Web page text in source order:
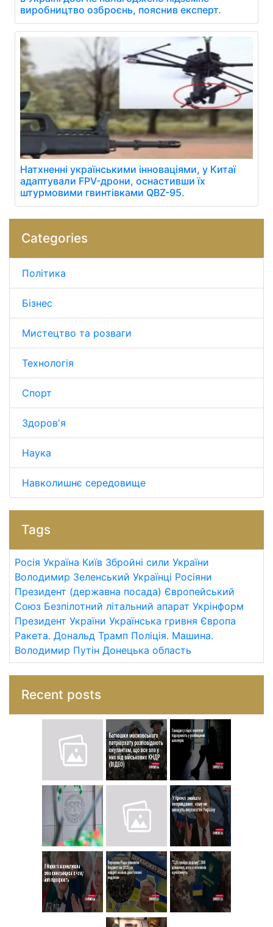
виробництво озброєнь, пояснив експерт.
Натхненні українськими інноваціями, у Китаї
адаптували FPV-дрони, оснастивши їх
штурмовими гвинтівками QBZ-95.
Categories
Політика
Бізнес
Мистецтво та розваги
Технологія
Спорт
Здоров'я
Наука
Навколишнє середовище
Tags
Росія Україна Київ Збройні сили України
Володимир Зеленський Українці Росіяни
Президент (державна посада) Європейський
Союз Безпілотний літальний апарат Укрінформ
Президент України Українська гривня Європа
Ракета. Дональд Трамп Поліція. Машина.
Володимир Путін Донецька область
Recent posts